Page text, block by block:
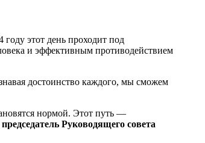
этот день проходит под
и эффективным противодействием
достоинство каждого, мы сможем
нормой. Этот путь —
Руководящего совета